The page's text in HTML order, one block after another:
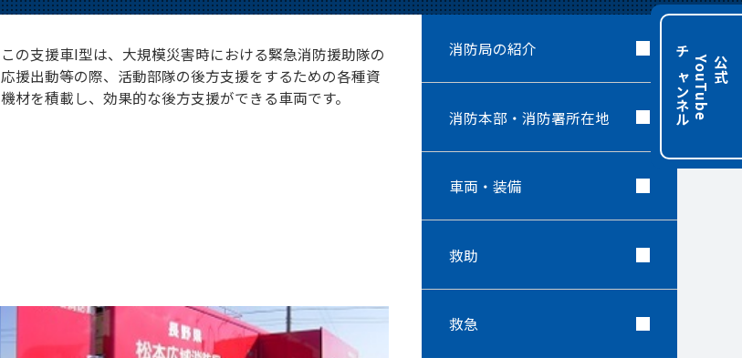
公
式
Y
o
u
T
u
b
e
チャンネル
この支援車I型は、大規模災害時における緊急消防援助隊の
応援出動等の際、活動部隊の後方支援をするための各種資
機材を積載し、効果的な後方支援ができる車両です。
消防局の紹介
消防本部・消防署所在地
車両・装備
救助
救急